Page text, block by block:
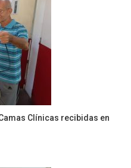
Clínicas recibidas en